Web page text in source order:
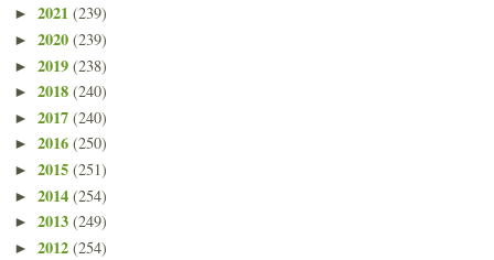
► 2021 (239)
► 2020 (239)
► 2019 (238)
► 2018 (240)
► 2017 (240)
► 2016 (250)
► 2015 (251)
► 2014 (254)
► 2013 (249)
► 2012 (254)